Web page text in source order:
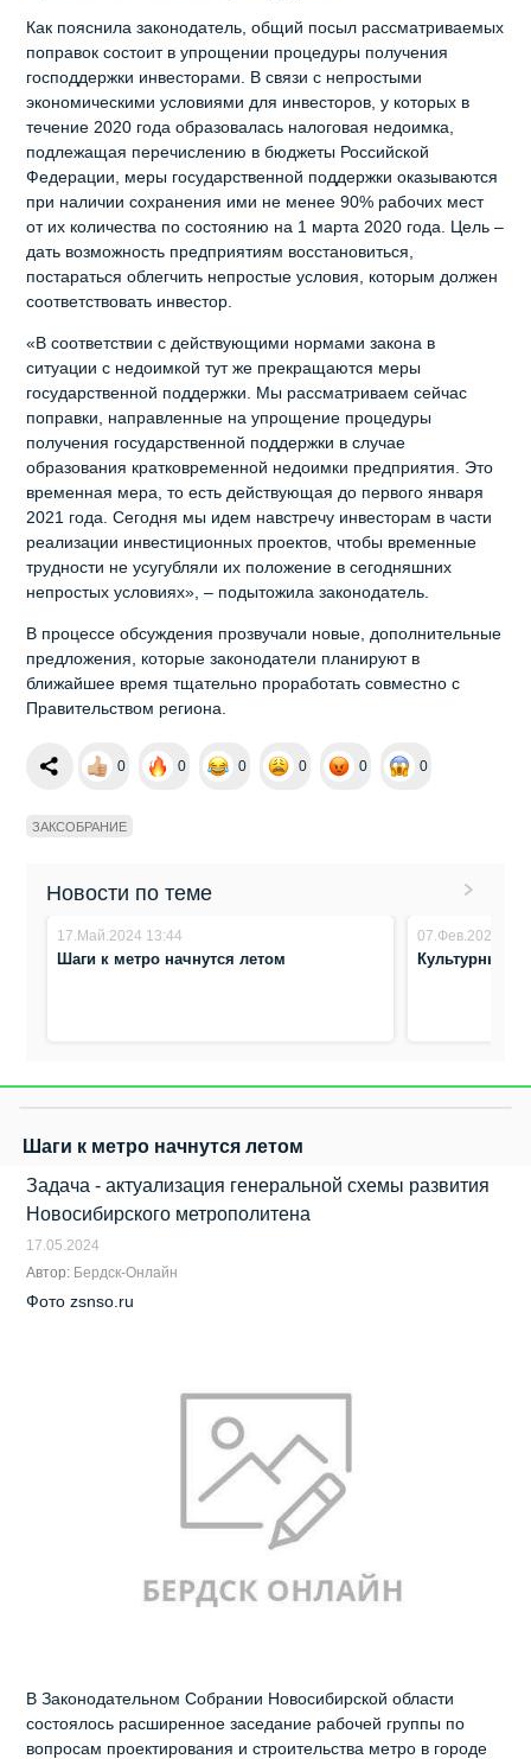
Как пояснила законодатель, общий посыл рассматриваемых
поправок состоит в упрощении процедуры получения
господдержки инвесторами. В связи с непростыми
экономическими условиями для инвесторов, у которых в
течение 2020 года образовалась налоговая недоимка,
подлежащая перечислению в бюджеты Российской
Федерации, меры государственной поддержки оказываются
при наличии сохранения ими не менее 90% рабочих мест
от их количества по состоянию на 1 марта 2020 года. Цель –
дать возможность предприятиям восстановиться,
постараться облегчить непростые условия, которым должен
соответствовать инвестор.
«В соответствии с действующими нормами закона в
ситуации с недоимкой тут же прекращаются меры
государственной поддержки. Мы рассматриваем сейчас
поправки, направленные на упрощение процедуры
получения государственной поддержки в случае
образования кратковременной недоимки предприятия. Это
временная мера, то есть действующая до первого января
2021 года. Сегодня мы идем навстречу инвесторам в части
реализации инвестиционных проектов, чтобы временные
трудности не усугубляли их положение в сегодняшних
непростых условиях», – подытожила законодатель.
В процессе обсуждения прозвучали новые, дополнительные
предложения, которые законодатели планируют в
ближайшее время тщательно проработать совместно с
Правительством региона.
0 0 0 0 0 0
ЗАКСОБРАНИЕ
Новости по теме
17.Май.2024 13:44
Шаги к метро начнутся летом
07.Фев.2024
Культурный
Шаги к метро начнутся летом
Задача - актуализация генеральной схемы развития
Новосибирского метрополитена
17.05.2024
Автор: Бердск-Онлайн
Фото zsnso.ru
В Законодательном Собрании Новосибирской области
состоялось расширенное заседание рабочей группы по
вопросам проектирования и строительства метро в городе